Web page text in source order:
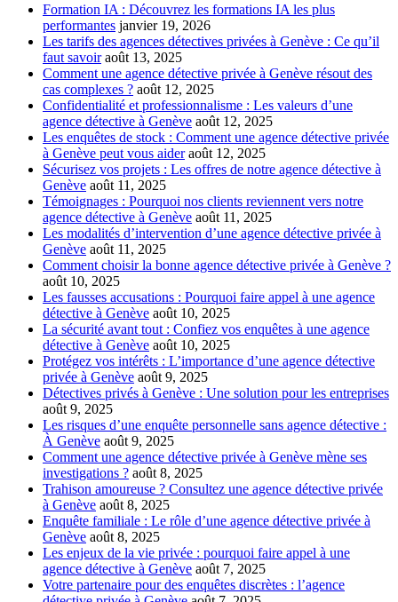
Formation IA : Découvrez les formations IA les plus
performantes janvier 19, 2026
Les tarifs des agences détectives privées à Genève : Ce qu’il
faut savoir août 13, 2025
Comment une agence détective privée à Genève résout des
cas complexes ? août 12, 2025
Confidentialité et professionnalisme : Les valeurs d’une
agence détective à Genève août 12, 2025
Les enquêtes de stock : Comment une agence détective privée
à Genève peut vous aider août 12, 2025
Sécurisez vos projets : Les offres de notre agence détective à
Genève août 11, 2025
Témoignages : Pourquoi nos clients reviennent vers notre
agence détective à Genève août 11, 2025
Les modalités d’intervention d’une agence détective privée à
Genève août 11, 2025
Comment choisir la bonne agence détective privée à Genève ?
août 10, 2025
Les fausses accusations : Pourquoi faire appel à une agence
détective à Genève août 10, 2025
La sécurité avant tout : Confiez vos enquêtes à une agence
détective à Genève août 10, 2025
Protégez vos intérêts : L’importance d’une agence détective
privée à Genève août 9, 2025
Détectives privés à Genève : Une solution pour les entreprises
août 9, 2025
Les risques d’une enquête personnelle sans agence détective :
À Genève août 9, 2025
Comment une agence détective privée à Genève mène ses
investigations ? août 8, 2025
Trahison amoureuse ? Consultez une agence détective privée
à Genève août 8, 2025
Enquête familiale : Le rôle d’une agence détective privée à
Genève août 8, 2025
Les enjeux de la vie privée : pourquoi faire appel à une
agence détective à Genève août 7, 2025
Votre partenaire pour des enquêtes discrètes : l’agence